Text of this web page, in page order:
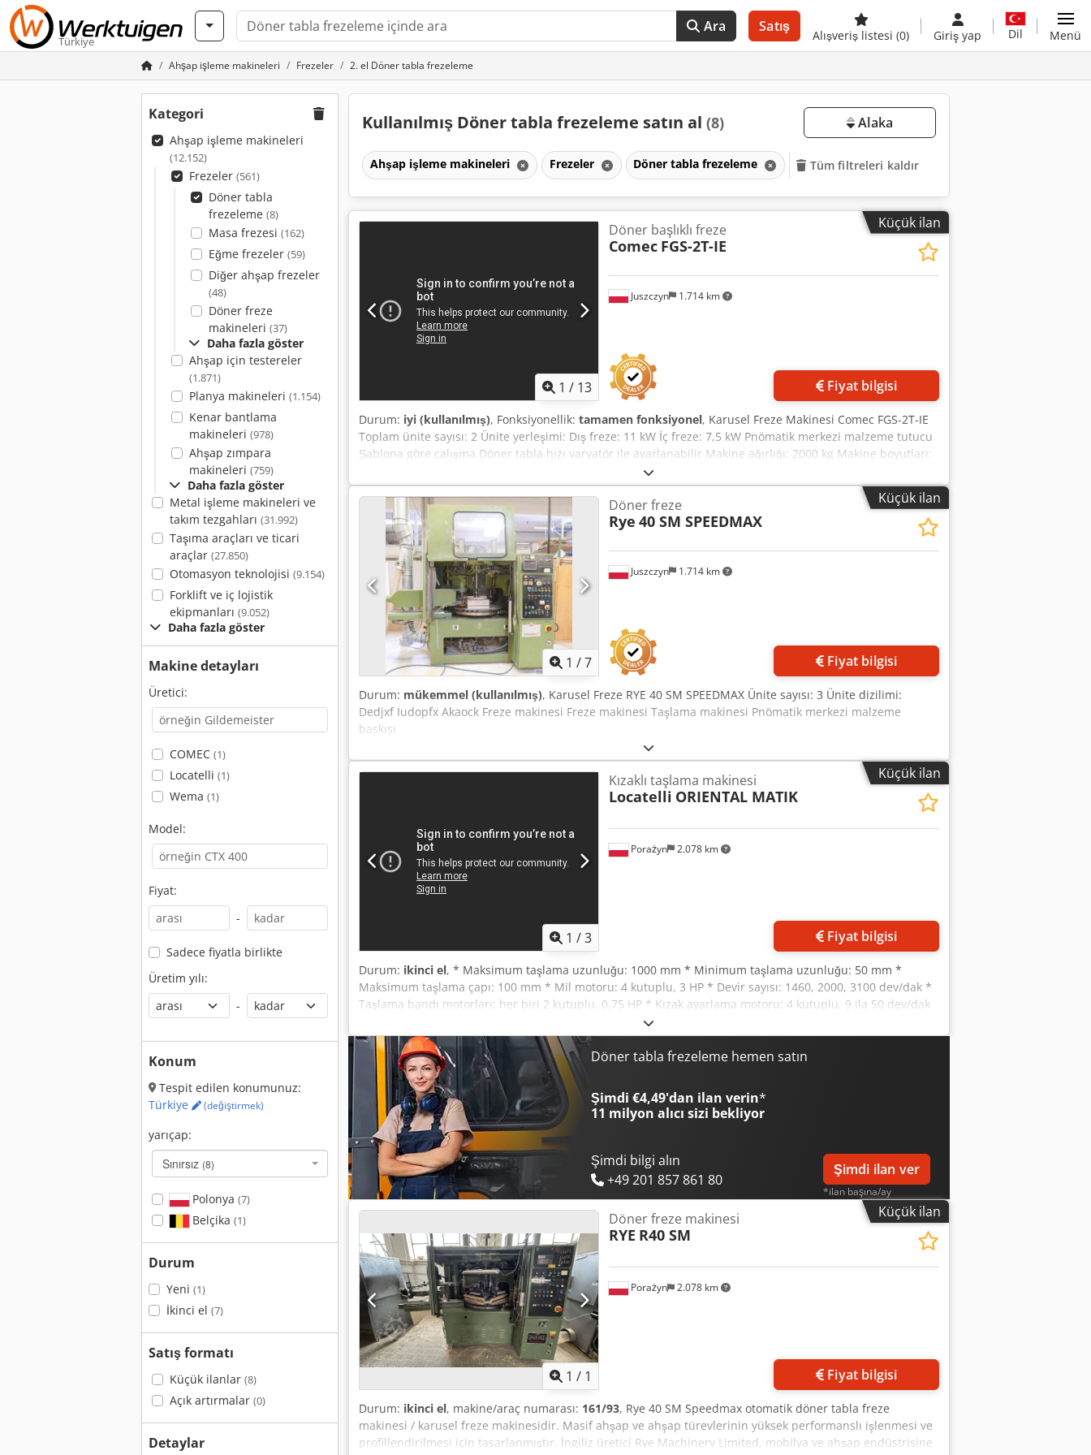
Türkiye
Ara Satış
Alışveriş listesi (0) Giriş yap Dil Menü
Ahşap işleme makineleri Frezeler 2. el Döner tabla frezeleme
Kategori
Ahşap işleme makineleri
(12.152)
Frezeler (561)
Döner tabla
frezeleme (8)
Masa frezesi (162)
Eğme frezeler (59)
Diğer ahşap frezeler
(48)
Döner freze
makineleri (37)
Daha fazla göster
Ahşap için testereler
(1.871)
Planya makineleri (1.154)
Kenar bantlama
makineleri (978)
Ahşap zımpara
makineleri (759)
Daha fazla göster
Metal işleme makineleri ve
takım tezgahları (31.992)
Taşıma araçları ve ticari
araçlar (27.850)
Otomasyon teknolojisi (9.154)
Forklift ve iç lojistik
ekipmanları (9.052)
Daha fazla göster
Makine detayları
Üretici:
COMEC (1)
Locatelli (1)
Wema (1)
Model:
Fiyat:
-
Sadece fiyatla birlikte
Üretim yılı:
-
Konum
Tespit edilen konumunuz:
Türkiye
(değiştirmek)
yarıçap:
Sınırsız (8)
Polonya (7)
Belçika (1)
Durum
Yeni (1)
İkinci el (7)
Satış formatı
Küçük ilanlar (8)
Açık artırmalar (0)
Detaylar
Kullanılmış Döner tabla frezeleme satın al (8) Alaka
Ahşap işleme makineleri Frezeler Döner tabla frezeleme Tüm filtreleri kaldır
Küçük ilan
1 / 13
Juszczyn 1.714 km
Döner başlıklı freze
Comec FGS-2T-IE
Fiyat bilgisi
Durum: iyi (kullanılmış), Fonksiyonellik: tamamen fonksiyonel, Karusel Freze Makinesi Comec FGS-2T-IE
Toplam ünite sayısı: 2 Ünite yerleşimi: Dış freze: 11 kW İç freze: 7,5 kW Pnömatik merkezi malzeme tutucu
Şablona göre çalışma Döner tabla hızı varyatör ile ayarlanabilir Makine ağırlığı: 2000 kg Makine boyutları:
Küçük ilan
1 /7
Juszczyn 1.714 km
Döner freze
Rye 40 SM SPEEDMAX
Fiyat bilgisi
Durum: mükemmel (kullanılmış), Karusel Freze RYE 40 SM SPEEDMAX Ünite sayısı: 3 Ünite dizilimi:
Dedjxf Iudopfx Akaock Freze makinesi Freze makinesi Taşlama makinesi Pnömatik merkezi malzeme
baskısı
Küçük ilan
1 /3
Porażyn 2.078 km
Kızaklı taşlama makinesi
Locatelli ORIENTAL MATIK
Fiyat bilgisi
Durum: ikinci el, * Maksimum taşlama uzunluğu: 1000 mm * Minimum taşlama uzunluğu: 50 mm *
Maksimum taşlama çapı: 100 mm * Mil motoru: 4 kutuplu, 3 HP * Devir sayısı: 1460, 2000, 3100 dev/dak *
Taşlama bandı motorları: her biri 2 kutuplu, 0,75 HP * Kızak ayarlama motoru: 4 kutuplu, 9 ila 50 dev/dak
Dcsdpfx Akszktkhjajk * Kızak hızı: 14 ila 25 mm/sn * Osilasyon ünitesinin dişli motoru: Dişli oranı 1:14, 4
kutuplu, 0,25 HP * Net ağırlık: 1340 kg * Brüt ağırlık: 1640 kg
Döner tabla frezeleme hemen satın
Şimdi €4,49'dan ilan verin*
11 milyon alıcı sizi bekliyor
Şimdi bilgi alın
+49 201 857 861 80
Şimdi ilan ver
*ilan başına/ay
Küçük ilan
1 / 1
Porażyn 2.078 km
Döner freze makinesi
RYE R40 SM
Fiyat bilgisi
Durum: ikinci el, makine/araç numarası: 161/93, Rye 40 SM Speedmax otomatik döner tabla freze
makinesi / karusel freze makinesidir. Masif ahşap ve ahşap türevlerinin yüksek performanslı işlenmesi ve
profillendirilmesi için tasarlanmıştır. İngiliz üretici Rye Machinery Limited, mobilya ve ahşap endüstrisine